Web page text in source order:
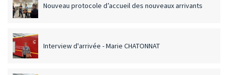
Nouveau protocole d’accueil des nouveaux arrivants
Interview d'arrivée - Marie CHATONNAT